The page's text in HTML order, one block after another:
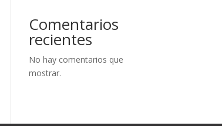
Comentarios
recientes
No hay comentarios que
mostrar.